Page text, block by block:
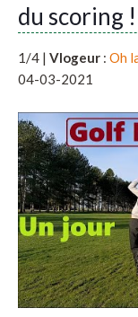
du scoring
1/4 | Vlogeur : Oh
04-03-2021